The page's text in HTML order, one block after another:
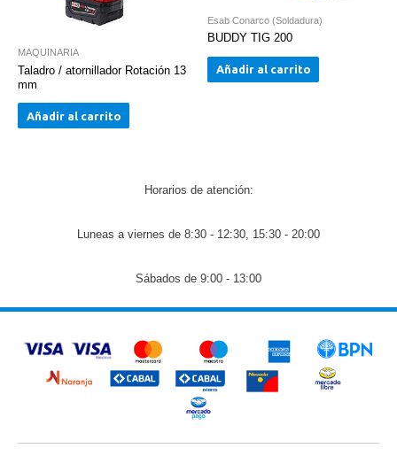
MAQUINARIA
Taladro / atornillador Rotación 13
mm
Añadir al carrito
Esab Conarco (Soldadura)
BUDDY TIG 200
Añadir al carrito
Horarios de atención:
Luneas a viernes de 8:30 - 12:30, 15:30 - 20:00
Sábados de 9:00 - 13:00